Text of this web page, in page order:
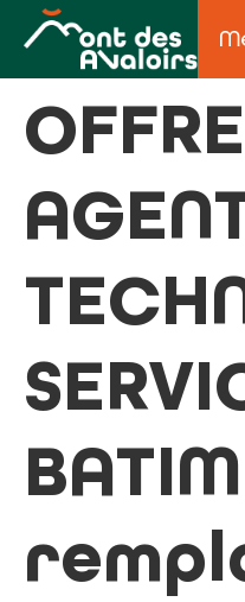
principal